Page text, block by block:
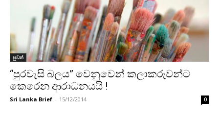
පුවත්
‘‘පුරවැසි බලය” වෙනුවෙන් කලාකරුවන්ට
කෙරෙන ආරාධනයයි !
Sri Lanka Brief - 15/12/2014 0